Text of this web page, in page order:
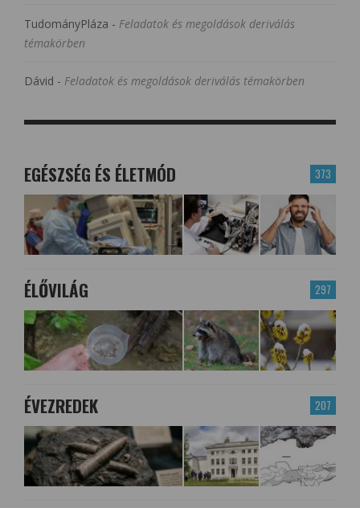
TudományPláza - Feladatok és megoldások deriválás
témakörben
Dávid - Feladatok és megoldások deriválás témakörben
373
EGÉSZSÉG ÉS ÉLETMÓD
297
ÉLŐVILÁG
207
ÉVEZREDEK